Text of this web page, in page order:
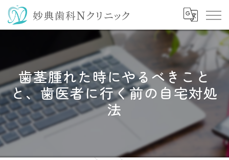
歯茎腫れた時にやるべきこと
と、歯医者に行く前の自宅対処
法